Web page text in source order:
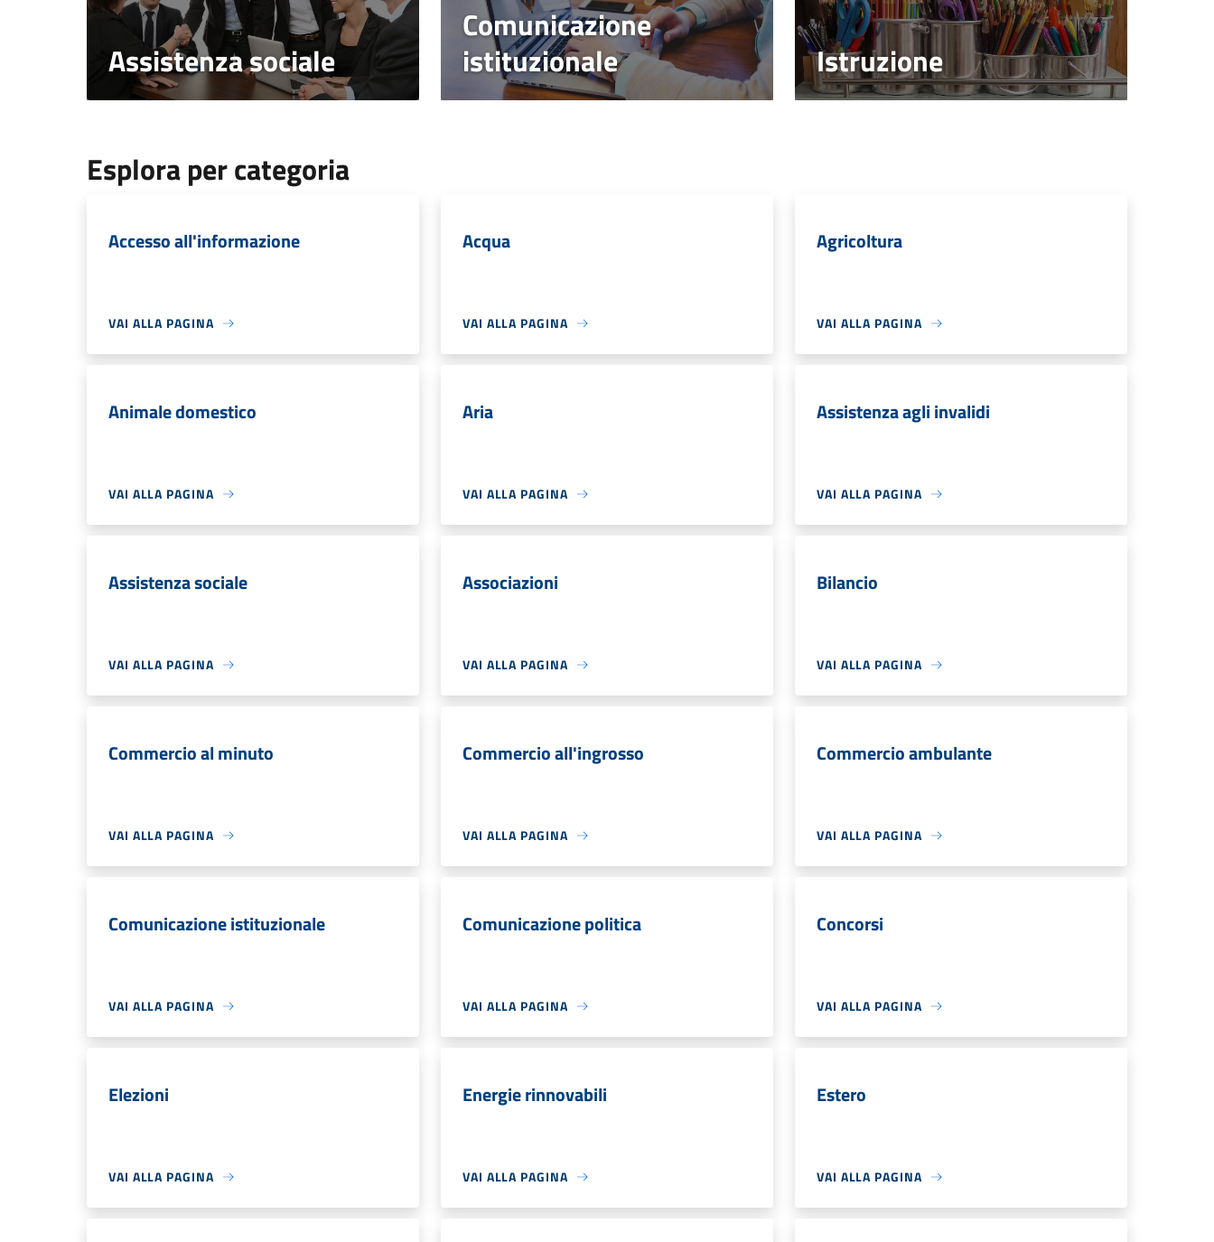
Assistenza sociale
Comunicazione
istituzionale
Istruzione
Esplora per categoria
Accesso all'informazione
VAI ALLA PAGINA
Acqua
VAI ALLA PAGINA
Agricoltura
VAI ALLA PAGINA
Animale domestico
VAI ALLA PAGINA
Aria
VAI ALLA PAGINA
Assistenza agli invalidi
VAI ALLA PAGINA
Assistenza sociale
VAI ALLA PAGINA
Associazioni
VAI ALLA PAGINA
Bilancio
VAI ALLA PAGINA
Commercio al minuto
VAI ALLA PAGINA
Commercio all'ingrosso
VAI ALLA PAGINA
Commercio ambulante
VAI ALLA PAGINA
Comunicazione istituzionale
VAI ALLA PAGINA
Comunicazione politica
VAI ALLA PAGINA
Concorsi
VAI ALLA PAGINA
Elezioni
VAI ALLA PAGINA
Energie rinnovabili
VAI ALLA PAGINA
Estero
VAI ALLA PAGINA